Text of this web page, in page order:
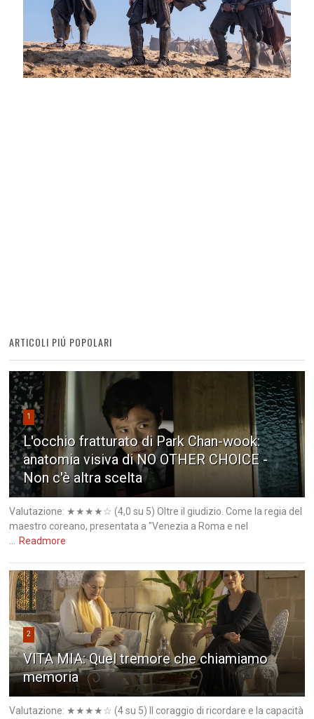
ARTICOLI PIÚ POPOLARI
1
L'occhio fratturato di Park Chan-wook:
anatomia visiva di NO OTHER CHOICE -
Non c'è altra scelta
Valutazione: ★★★★☆ (4,0 su 5) Oltre il giudizio. Come la regia del
maestro coreano, presentata a "Venezia a Roma e nel
... Readmore
2
VITA MIA: Quel tremore che chiamiamo
memoria
Valutazione: ★★★★☆ (4 su 5) Il coraggio di ricordare e la capacità